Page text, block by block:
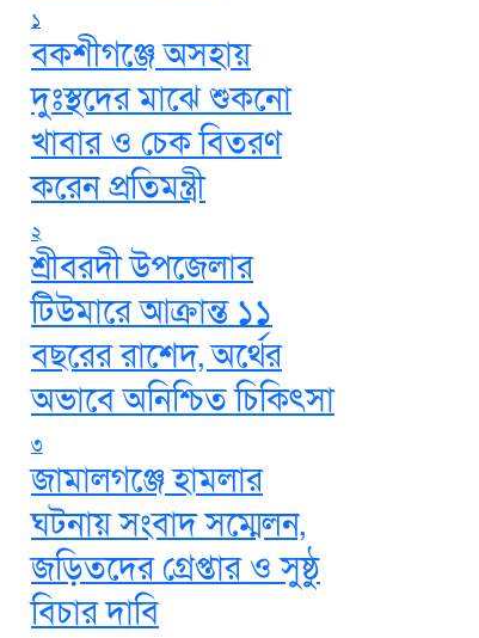
১
বকশীগঞ্জে অসহায়
দুঃস্থদের মাঝে শুকনো
খাবার ও চেক বিতরণ
করেন প্রতিমন্ত্রী
২
শ্রীবরদী উপজেলার
টিউমারে আক্রান্ত ১১
বছরের রাশেদ, অর্থের
অভাবে অনিশ্চিত চিকিৎসা
৩
জামালগঞ্জে হামলার
ঘটনায় সংবাদ সম্মেলন,
জড়িতদের গ্রেপ্তার ও সুষ্ঠু
বিচার দাবি